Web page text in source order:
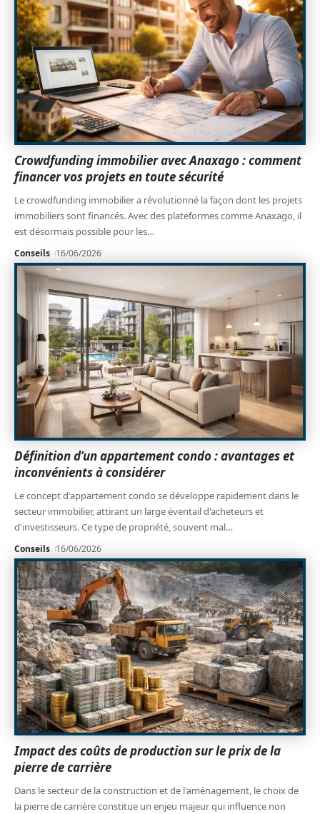
Crowdfunding immobilier avec Anaxago : comment
financer vos projets en toute sécurité
Le crowdfunding immobilier a révolutionné la façon dont les projets
immobiliers sont financés. Avec des plateformes comme Anaxago, il
est désormais possible pour les…
Conseils 16/06/2026
Définition d’un appartement condo : avantages et
inconvénients à considérer
Le concept d'appartement condo se développe rapidement dans le
secteur immobilier, attirant un large éventail d'acheteurs et
d'investisseurs. Ce type de propriété, souvent mal…
Conseils 16/06/2026
Impact des coûts de production sur le prix de la
pierre de carrière
Dans le secteur de la construction et de l'aménagement, le choix de
la pierre de carrière constitue un enjeu majeur qui influence non